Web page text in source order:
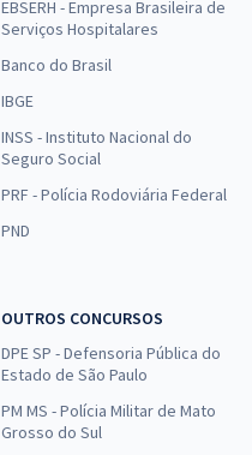
EBSERH - Empresa Brasileira de
Serviços Hospitalares
Banco do Brasil
IBGE
INSS - Instituto Nacional do
Seguro Social
PRF - Polícia Rodoviária Federal
PND
OUTROS CONCURSOS
DPE SP - Defensoria Pública do
Estado de São Paulo
PM MS - Polícia Militar de Mato
Grosso do Sul